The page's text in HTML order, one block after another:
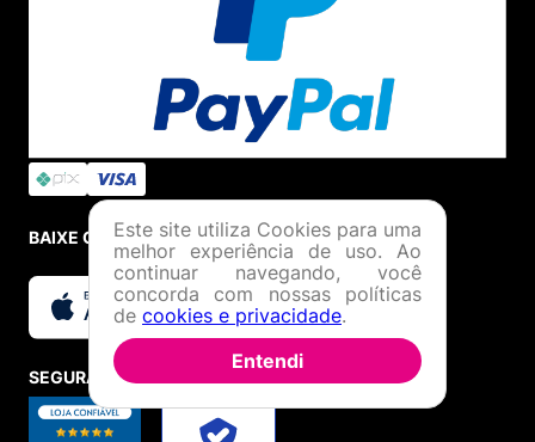
BAIXE O APP
SEGURANÇA E CREDIBILIDADE
Este site utiliza Cookies para uma
melhor experiência de uso. Ao
continuar navegando, você
concorda com nossas políticas
de cookies e privacidade.
Entendi